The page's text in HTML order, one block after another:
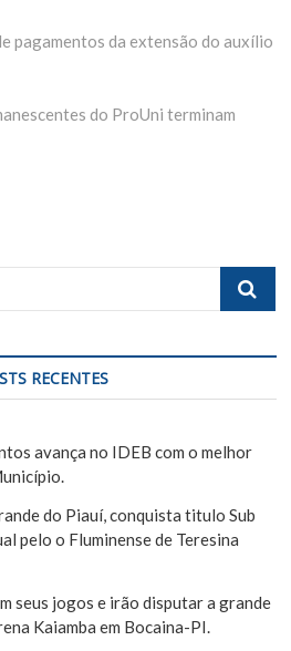
pagamentos da extensão do auxílio
do ProUni terminam
q
i
a
RECENTES
avança no IDEB com o melhor
do Piauí, conquista titulo Sub
pelo o Fluminense de Teresina
seus jogos e irão disputar a grande
Kaiamba em Bocaina-PI.